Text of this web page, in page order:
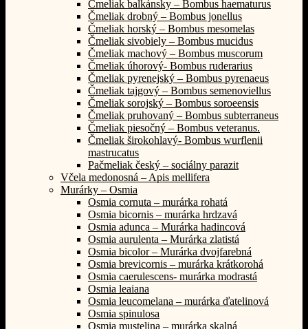
Čmeliak balkánsky – Bombus haematurus
Čmeliak drobný – Bombus jonellus
Čmeliak horský – Bombus mesomelas
Čmeliak sivobiely – Bombus mucidus
Čmeliak machový – Bombus muscorum
Čmeliak úhorový- Bombus ruderarius
Čmeliak pyrenejský – Bombus pyrenaeus
Čmeliak tajgový – Bombus semenoviellus
Čmeliak sorojský – Bombus soroeensis
Čmeliak pruhovaný – Bombus subterraneus
Čmeliak piesočný – Bombus veteranus.
Čmeliak širokohlavý- Bombus wurflenii
mastrucatus
Pačmeliak český – sociálny parazit
Včela medonosná – Apis mellifera
Murárky – Osmia
Osmia cornuta – murárka rohatá
Osmia bicornis – murárka hrdzavá
Osmia adunca – Murárka hadincová
Osmia aurulenta – Murárka zlatistá
Osmia bicolor – Murárka dvojfarebná
Osmia brevicornis – murárka krátkorohá
Osmia caerulescens- murárka modrastá
Osmia leaiana
Osmia leucomelana – murárka ďatelinová
Osmia spinulosa
Osmia mustelina – murárka skalná